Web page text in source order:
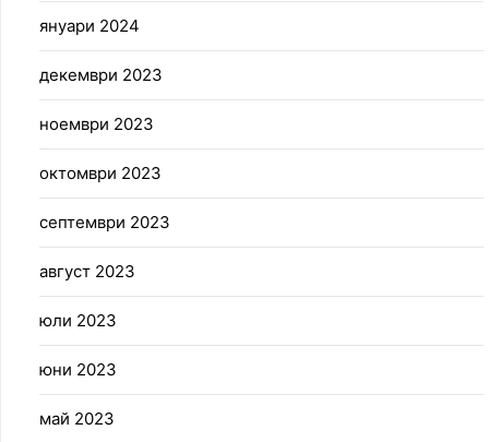
януари 2024
декември 2023
ноември 2023
октомври 2023
септември 2023
август 2023
юли 2023
юни 2023
май 2023